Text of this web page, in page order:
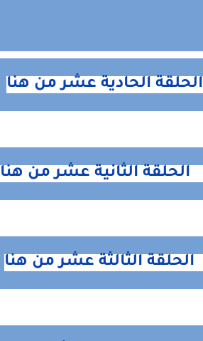
الحلقة الحادية عشر من هنا
الحلقة الثانية عشر من هنا
الحلقة الثالثة عشر من هنا